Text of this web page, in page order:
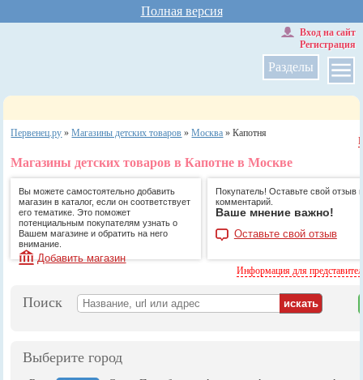
Полная версия
Разделы
Вход на сайт
Регистрация
Первенец.ру »Магазины детских товаров »Москва »Капотня
Магазины детских товаров в Капотне в Москве
Вы можете самостоятельно добавить
магазин в каталог, если он соответствует
его тематике. Это поможет
потенциальным покупателям узнать о
Вашем магазине и обратить на него
внимание.
Добавить магазин
Покупатель! Оставьте свой отзыв и
комментарий.
Ваше мнение важно!
Оставьте свой отзыв
Информация для
Поиск
Выберите город